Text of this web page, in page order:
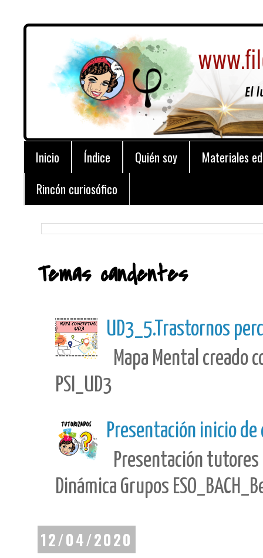
Inicio Índice Quién soy
Materiales
Rincón curiosófico
Temas candentes
UD3_5.Trastornos
Mapa Mental creado
PSI_UD3
Presentación inicio de
Presentación
Dinámica Grupos
12/04/2020